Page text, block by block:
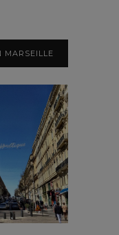
MARSEILLE